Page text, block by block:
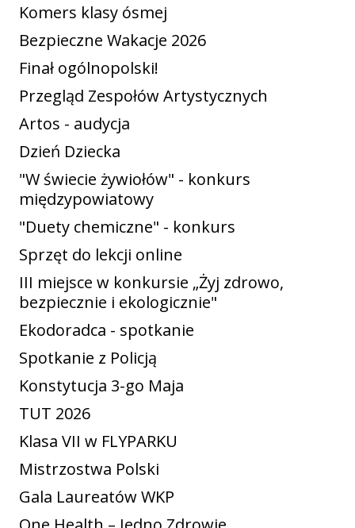
Komers klasy ósmej
Bezpieczne Wakacje 2026
Finał ogólnopolski!
Przegląd Zespołów Artystycznych
Artos - audycja
Dzień Dziecka
"W świecie żywiołów" - konkurs
międzypowiatowy
"Duety chemiczne" - konkurs
Sprzęt do lekcji online
III miejsce w konkursie „Żyj zdrowo,
bezpiecznie i ekologicznie"
Ekodoradca - spotkanie
Spotkanie z Policją
Konstytucja 3-go Maja
TUT 2026
Klasa VII w FLYPARKU
Mistrzostwa Polski
Gala Laureatów WKP